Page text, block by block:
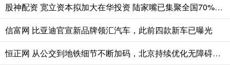
股神配资 宽立资本拟加大在华投资 陆家嘴已集聚全国70%的外资资管机构
信富网 比亚迪官宣新品牌领汇汽车，此前四款新车已曝光
恒正网 从公交到地铁细节不断加码，北京持续优化无障碍出行服务